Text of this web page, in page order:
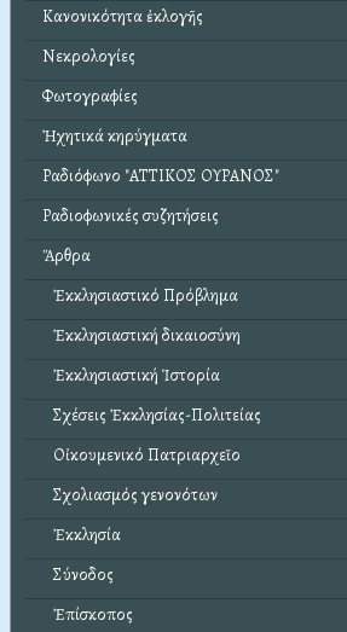
Κανονικότητα ἐκλογῆς
Νεκρολογίες
Φωτογραφίες
Ἠχητικά κηρύγματα
Ραδιόφωνο "ΑΤΤΙΚΟΣ ΟΥΡΑΝΟΣ"
Ραδιοφωνικές συζητήσεις
Ἄρθρα
Ἐκκλησιαστικό Πρόβλημα
Ἐκκλησιαστική δικαιοσύνη
Ἐκκλησιαστική Ἱστορία
Σχέσεις Ἐκκλησίας-Πολιτείας
Οἰκουμενικό Πατριαρχεῖο
Σχολιασμός γενονότων
Ἐκκλησία
Σύνοδος
Ἐπίσκοπος